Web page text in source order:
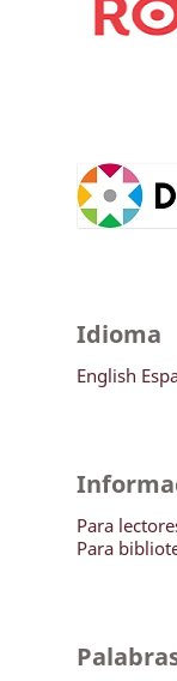
Idioma
English
Para
Para